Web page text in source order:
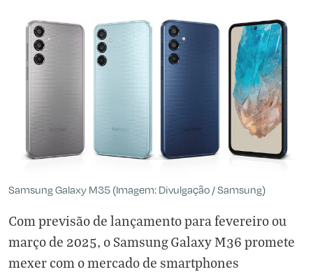
Samsung Galaxy M35 (Imagem: Divulgação / Samsung)
Com previsão de lançamento para fevereiro ou
março de 2025, o Samsung Galaxy M36 promete
mexer com o mercado de smartphones